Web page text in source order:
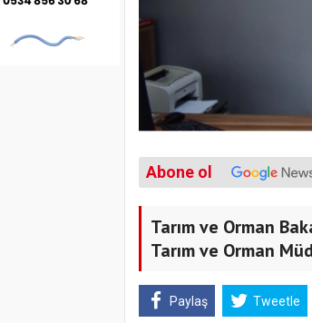
Abone ol
Tarım ve Orman
Tarım ve Orman
Paylaş Tweetle